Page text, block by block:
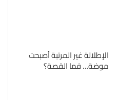
الإطلالة غير المرتبة أصبحت
موضة… فما القصة؟